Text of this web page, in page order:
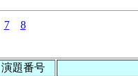
7 8
演題番号